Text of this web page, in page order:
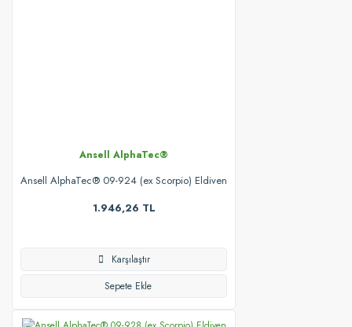
Ansell AlphaTec®
Ansell AlphaTec® 09-924 (ex Scorpio) Eldiven
1.946,26 TL
Karşılaştır
Sepete Ekle